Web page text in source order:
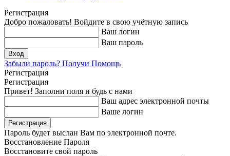
Регистрация
Добро пожаловать! Войдите в свою учётную запись
Ваш логин
Ваш пароль
Забыли пароль? Получи Помощь
Регистрация
Регистрация
Привет! Заполни поля и будь с нами
Ваш адрес электронной почты
Ваше логин
Пароль будет выслан Вам по электронной почте.
Восстановление Пароля
Восстановите свой пароль